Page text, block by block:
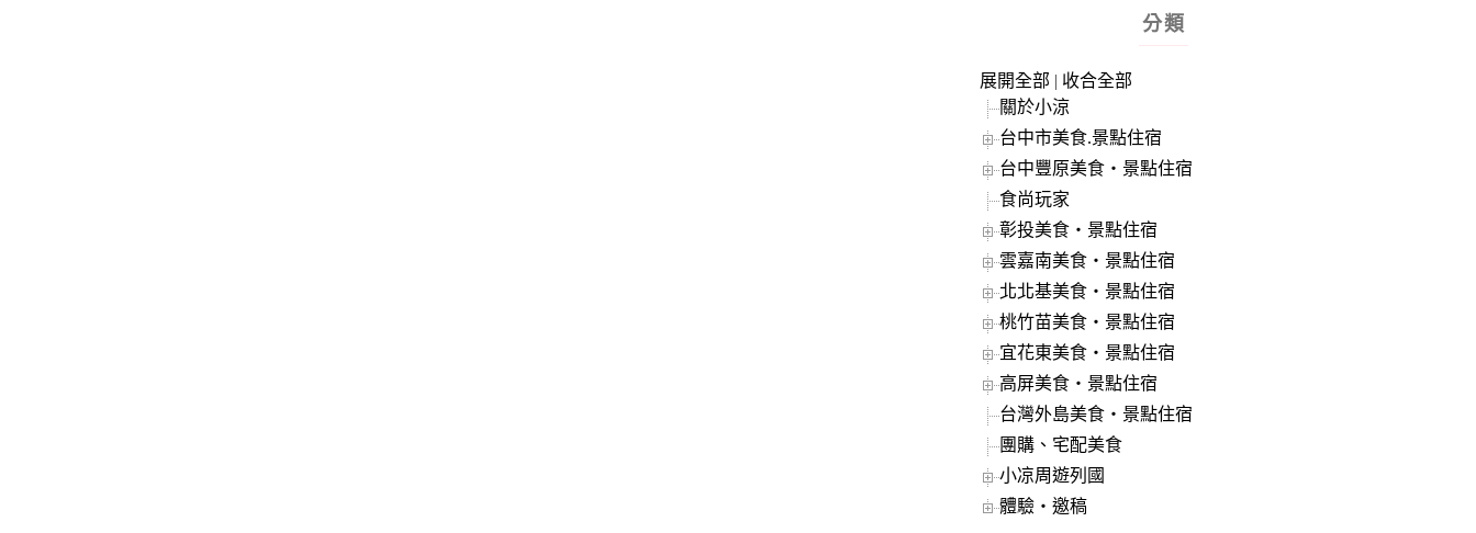
分類
展開全部 | 收合全部
關於小涼
台中市美食.景點住宿
台中豐原美食‧景點住宿
食尚玩家
彰投美食‧景點住宿
雲嘉南美食‧景點住宿
北北基美食‧景點住宿
桃竹苗美食‧景點住宿
宜花東美食‧景點住宿
高屏美食‧景點住宿
台灣外島美食‧景點住宿
團購、宅配美食
小凉周遊列國
體驗‧邀稿